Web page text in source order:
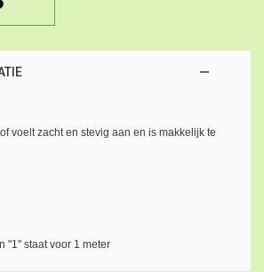
voelt zacht en stevig aan en is makkelijk te
"1" staat voor 1 meter